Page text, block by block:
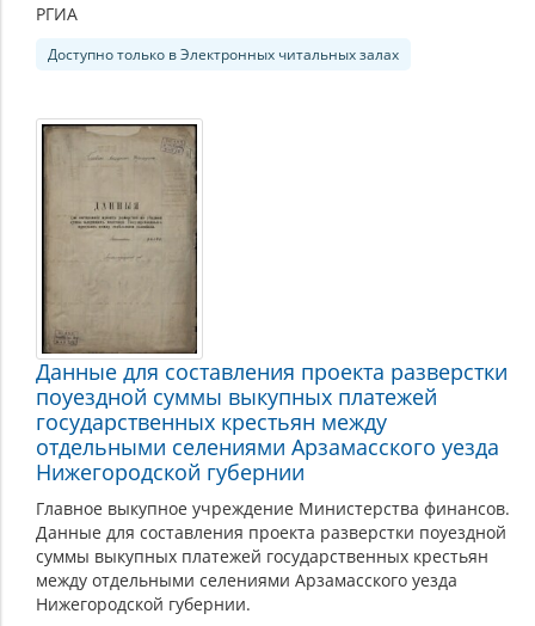
РГИА
Доступно только в Электронных читальных залах
Данные для составления проекта разверстки
поуездной суммы выкупных платежей
государственных крестьян между
отдельными селениями Арзамасского уезда
Нижегородской губернии
Главное выкупное учреждение Министерства финансов.
Данные для составления проекта разверстки поуездной
суммы выкупных платежей государственных крестьян
между отдельными селениями Арзамасского уезда
Нижегородской губернии.